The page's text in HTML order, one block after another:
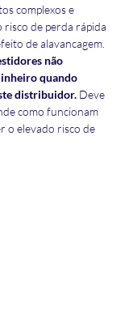
complexos e
risco de perda rápida
de alavancagem.
não
quando
distribuidor. Deve
como funcionam
o elevado risco de